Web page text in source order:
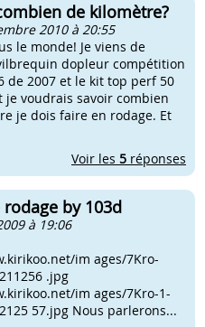
de kilomètre?
2010 à 20:55
le monde! Je viens de
dopleur compétition
de 2007 et le kit top perf 50
je voudrais savoir combien
je dois faire en rodage. Et
Voir les 5 réponses
by 103d
à 19:06
im ages/7Kro-
211256 .jpg
im ages/7Kro-1-
57.jpg Nous parlerons...